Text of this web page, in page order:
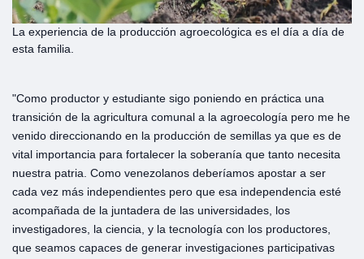
La experiencia de la producción agroecológica es el día a día de
esta familia.
"Como productor y estudiante sigo poniendo en práctica una
transición de la agricultura comunal a la agroecología pero me he
venido direccionando en la producción de semillas ya que es de
vital importancia para fortalecer la soberanía que tanto necesita
nuestra patria. Como venezolanos deberíamos apostar a ser
cada vez más independientes pero que esa independencia esté
acompañada de la juntadera de las universidades, los
investigadores, la ciencia, y la tecnología con los productores,
que seamos capaces de generar investigaciones participativas